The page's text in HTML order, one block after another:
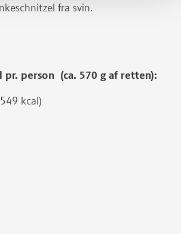
fra svin.
person (ca. 570 g af retten):
kcal)